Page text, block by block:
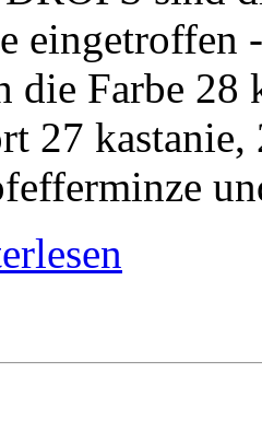
eingetroffen
die Farbe 28
27 kastanie,